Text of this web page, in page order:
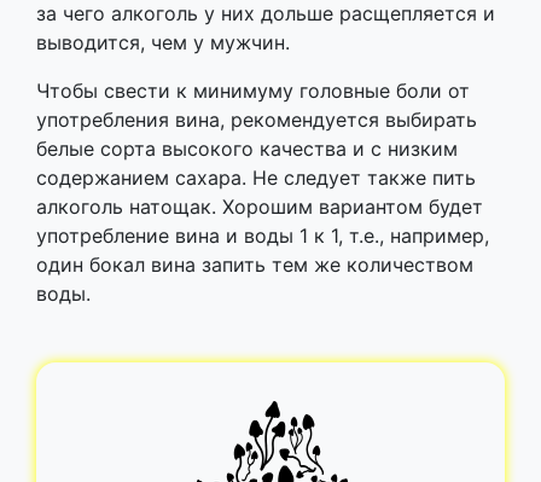
за чего алкоголь у них дольше расщепляется и
выводится, чем у мужчин.
Чтобы свести к минимуму головные боли от
употребления вина, рекомендуется выбирать
белые сорта высокого качества и с низким
содержанием сахара. Не следует также пить
алкоголь натощак. Хорошим вариантом будет
употребление вина и воды 1 к 1, т.е., например,
один бокал вина запить тем же количеством
воды.